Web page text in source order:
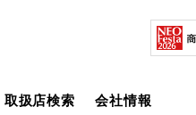
取扱店検索 会社情報